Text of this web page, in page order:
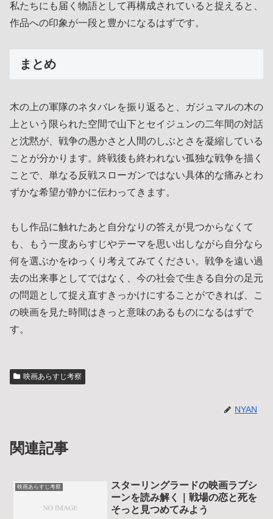
私たちにも届く物語として再構成されていると捉えると、
作品への印象が一段と豊かになるはずです。
まとめ
木の上の軍隊のネタバレを振り返ると、ガジュマルの木の
上という限られた空間で山下とセイジュンの二年間の対話
と沈黙が、戦争の愚かさと人間のしぶとさを凝縮している
ことが分かります。終戦後も終われない孤独な戦争を描く
ことで、単なる反戦スローガンではない具体的な痛みとわ
ずかな希望が静かに伝わってきます。
もし作品に触れたあと自分なりの答えが見つからなくて
も、もう一度あらすじやテーマを思い出しながら自分なら
何を選ぶかをゆっくり考えてみてください。戦争を遠い過
去の出来事としてではなく、今の社会で生きる自分の足元
の問題として捉え直すきっかけにすることができれば、こ
の映画を見た時間はきっと意味のあるものになるはずで
す。
映画あらすじ考察
NYAN
関連記事
映画あらすじ考察
スターリングラードの映画ラブシ
ーンを読み解く｜戦場の恋と死を
そっと見つめてみよう